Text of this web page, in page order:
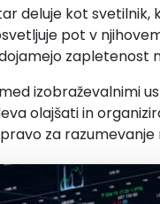
deluje kot svetilnik,
pot v
zapletenost
izobraževalnimi
olajšati in
za razumevanje